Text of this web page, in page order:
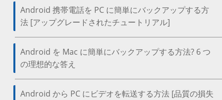
Android 携帯電話を PC に簡単にバックアップする方
法 [アップグレードされたチュートリアル]
Android を Mac に簡単にバックアップする方法? 6 つ
の理想的な答え
Android から PC にビデオを転送する方法 [品質の損失